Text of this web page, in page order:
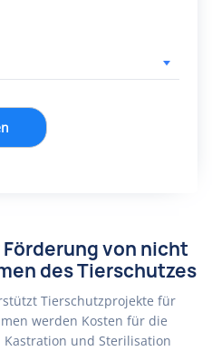
von nicht
des Tierschutzes
Tierschutzprojekte für
werden Kosten für die
und Sterilisation